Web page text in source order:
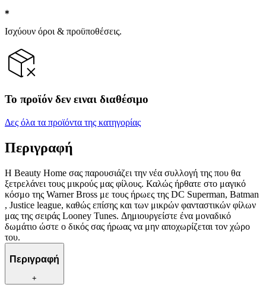
Ισχύουν όροι & προϋποθέσεις.
Το προϊόν δεν ειναι διαθέσιμο
Δες όλα τα προϊόντα της κατηγορίας
Περιγραφή
Η Beauty Home σας παρουσιάζει την νέα συλλογή της που θα
ξετρελάνει τους μικρούς μας φίλους. Καλώς ήρθατε στο μαγικό
κόσμο της Warner Bross με τους ήρωες της DC Superman, Batman
, Justice league, καθώς επίσης και των μικρών φανταστικών φίλων
μας της σειράς Looney Tunes. Δημιουργείστε ένα μοναδικό
δωμάτιο ώστε ο δικός σας ήρωας να μην αποχωρίζεται τον χώρο
του.
Περιγραφή
+